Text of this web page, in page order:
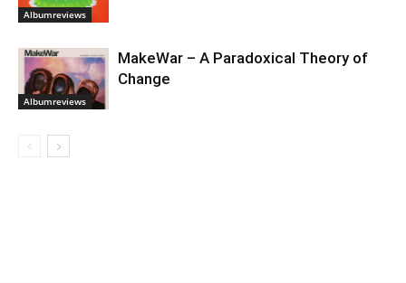
Albumreviews
Albumreviews
MakeWar – A Paradoxical Theory of
Change